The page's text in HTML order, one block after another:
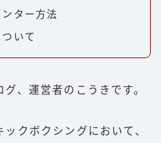
ター方法
いて
、運営者のこうきです。
クボクシングにおいて、